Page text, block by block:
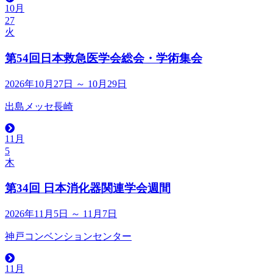
10月
27
火
第54回日本救急医学会総会・学術集会
2026年10月27日 ～ 10月29日
出島メッセ長崎
11月
5
木
第34回 日本消化器関連学会週間
2026年11月5日 ～ 11月7日
神戸コンベンションセンター
11月